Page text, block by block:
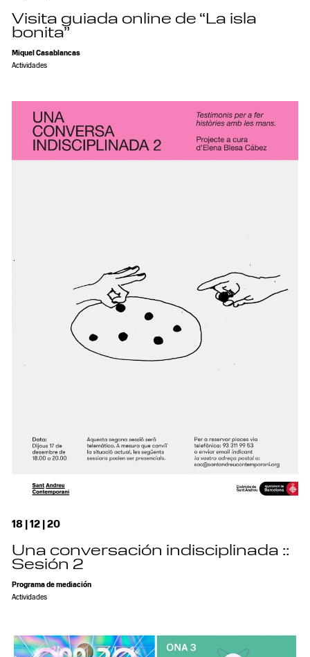
Visita guiada online de “La isla
bonita”
Miquel Casablancas
Actividades
18 | 12 | 20
Una conversación indisciplinada ::
Sesión 2
Programa de mediación
Actividades